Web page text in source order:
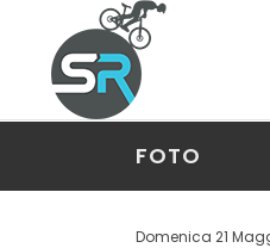
FOTO
Domenica 21